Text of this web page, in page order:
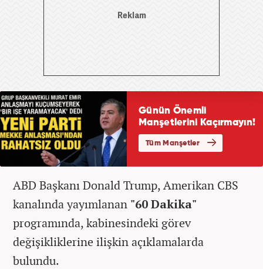
ABD Başkanı Donald Trump, Amerikan CBS
kanalında yayımlanan "60 Dakika"
programında, kabinesindeki görev
değişikliklerine ilişkin açıklamalarda
bulundu.